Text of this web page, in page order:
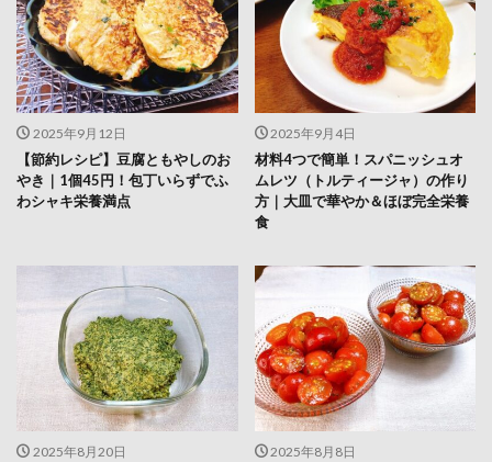
2025年9月12日
【節約レシピ】豆腐ともやしのお
やき｜1個45円！包丁いらずでふ
わシャキ栄養満点
2025年9月4日
材料4つで簡単！スパニッシュオ
ムレツ（トルティージャ）の作り
方｜大皿で華やか＆ほぼ完全栄養
食
2025年8月20日 2025年8月8日